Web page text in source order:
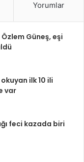
Yorumlar
Güneş, eşi
ilk 10 ili
var
feci kazada biri